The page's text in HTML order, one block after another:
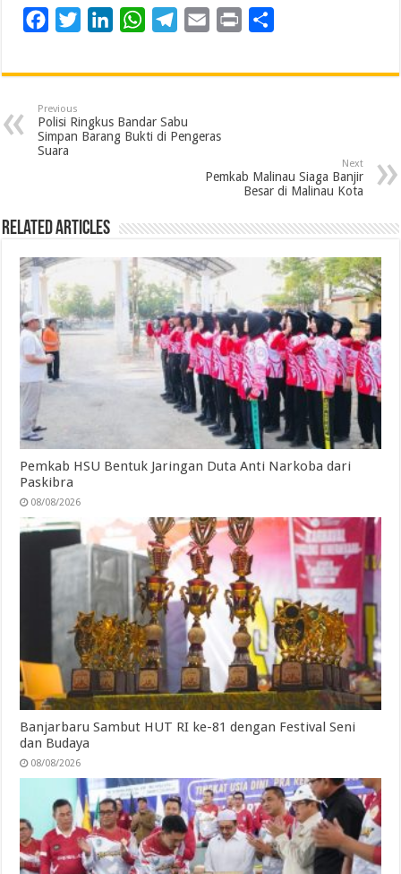
c
b
o
i
t
e
n
e
d
W
a
s
A
l
g
r
a
i
a
Previous
Polisi Ringkus Bandar Sabu
Simpan Barang Bukti di Pengeras
Suara
Next
Pemkab Malinau Siaga Banjir
Besar di Malinau Kota
Related Articles
Pemkab HSU Bentuk Jaringan Duta Anti Narkoba dari
Paskibra
08/08/2026
Banjarbaru Sambut HUT RI ke-81 dengan Festival Seni
dan Budaya
08/08/2026